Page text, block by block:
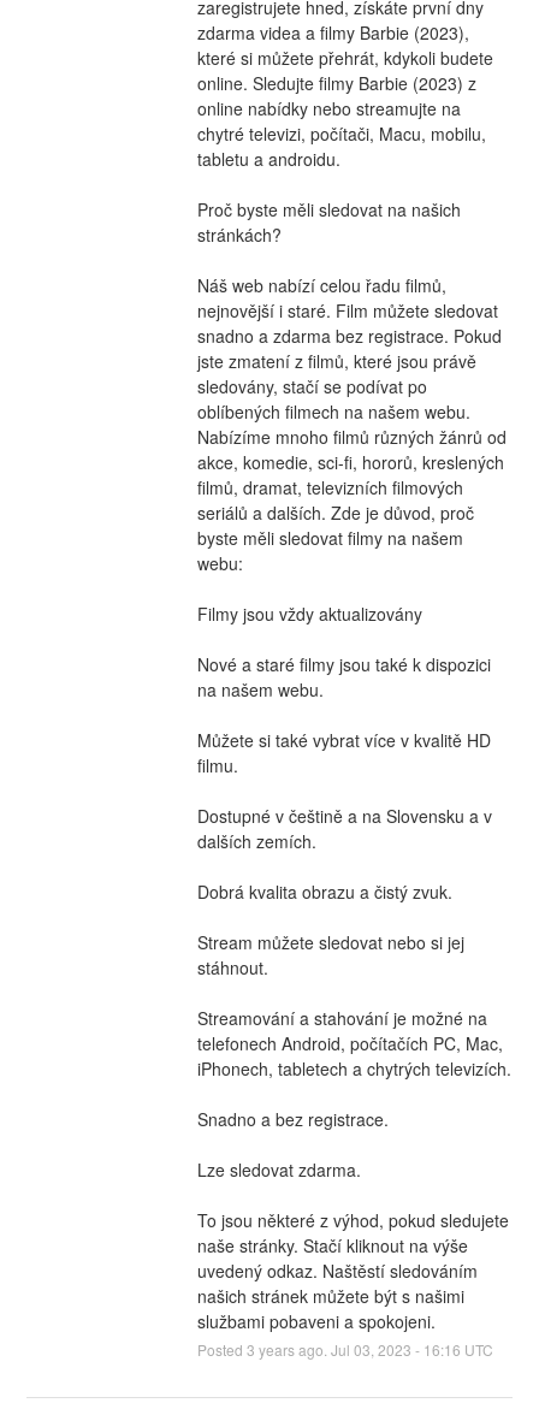
zaregistrujete hned, získáte první dny
zdarma videa a filmy Barbie (2023),
které si můžete přehrát, kdykoli budete
online. Sledujte filmy Barbie (2023) z
online nabídky nebo streamujte na
chytré televizi, počítači, Macu, mobilu,
tabletu a androidu.
Proč byste měli sledovat na našich
stránkách?
Náš web nabízí celou řadu filmů,
nejnovější i staré. Film můžete sledovat
snadno a zdarma bez registrace. Pokud
jste zmatení z filmů, které jsou právě
sledovány, stačí se podívat po
oblíbených filmech na našem webu.
Nabízíme mnoho filmů různých žánrů od
akce, komedie, sci-fi, hororů, kreslených
filmů, dramat, televizních filmových
seriálů a dalších. Zde je důvod, proč
byste měli sledovat filmy na našem
webu:
Filmy jsou vždy aktualizovány
Nové a staré filmy jsou také k dispozici
na našem webu.
Můžete si také vybrat více v kvalitě HD
filmu.
Dostupné v češtině a na Slovensku a v
dalších zemích.
Dobrá kvalita obrazu a čistý zvuk.
Stream můžete sledovat nebo si jej
stáhnout.
Streamování a stahování je možné na
telefonech Android, počítačích PC, Mac,
iPhonech, tabletech a chytrých televizích.
Snadno a bez registrace.
Lze sledovat zdarma.
To jsou některé z výhod, pokud sledujete
naše stránky. Stačí kliknout na výše
uvedený odkaz. Naštěstí sledováním
našich stránek můžete být s našimi
službami pobaveni a spokojeni.
Posted 3 years ago. Jul 03 2023 - 16:16 UTC